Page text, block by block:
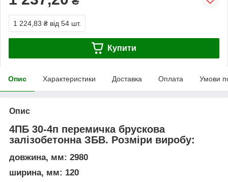
1 224,83 ₴ від 54 шт.
Купити
Опис Характеристики Доставка Оплата Умови
Опис
4ПБ 30-4п перемичка брускова
залізобетонна ЗБВ. Розміри виробу:
довжина, мм: 2980
ширина, мм: 120